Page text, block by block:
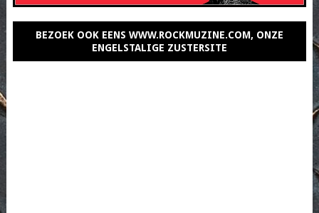
BEZOEK OOK EENS WWW.ROCKMUZINE.COM, ONZE
ENGELSTALIGE ZUSTERSITE